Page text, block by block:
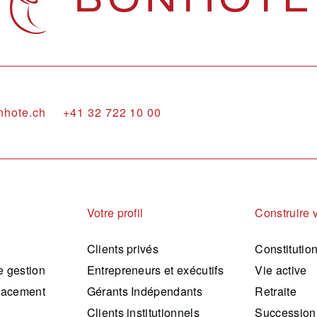
+41 32 722 10 00
gestion
Votre profil
Clients privés
Entrepreneurs et exécutifs
Gérants Indépendants
Clients institutionnels
Construire
Vie active
Retraite
Succession